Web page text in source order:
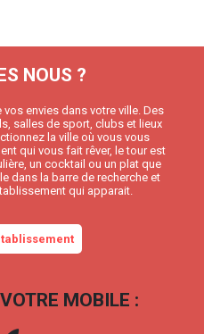
NOUS ?
vos envies dans votre ville. Des
salles de sport, clubs et lieux
la ville où vous vous
qui vous fait rêver, le tour est
un cocktail ou un plat que
dans la barre de recherche et
qui apparait.
MOBILE :